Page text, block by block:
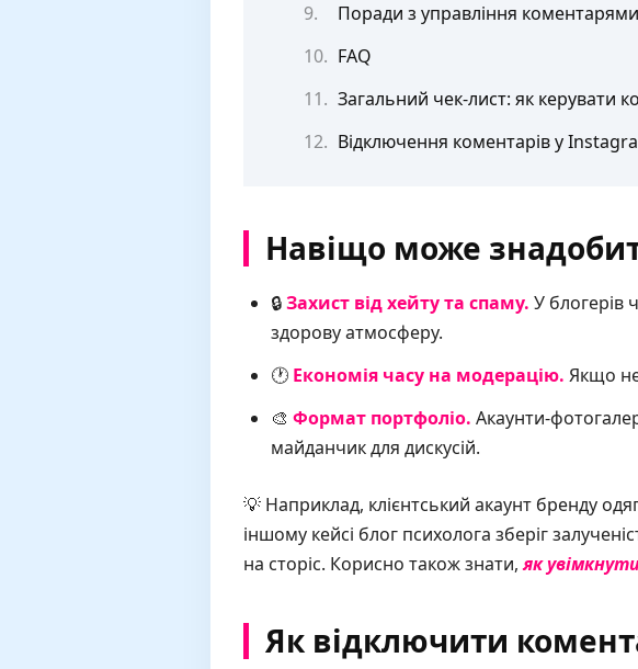
Поради з управління коментарями
FAQ
Загальний чек-лист: як керувати
Відключення коментарів у
Навіщо може
🔒Захист від хейту та спаму. У блогерів
здорову атмосферу.
🕐 Економія часу на модерацію. Якщо
🎨 Формат портфоліо. Акаунти-
майданчик для дискусій.
💡 Наприклад, клієнтський акаунт бренду
іншому кейсі блог психолога зберіг
на сторіс. Корисно також знати,як
Як відключити